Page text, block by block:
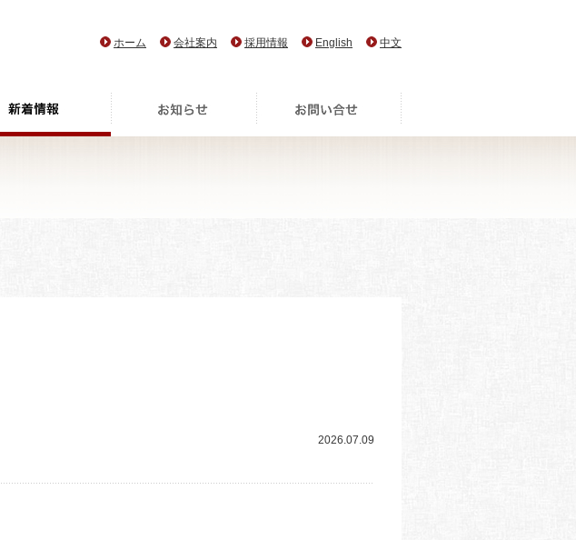
ホーム 会社案内 採用情報 English 中文
2026.07.09